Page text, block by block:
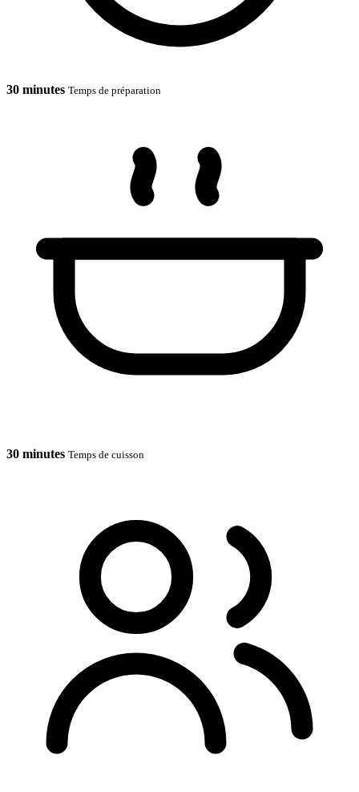
30 minutes Temps de préparation
30 minutes Temps de cuisson